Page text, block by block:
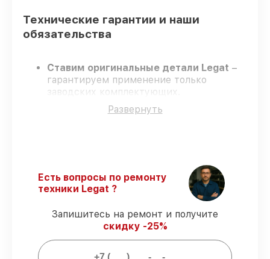
Технические гарантии и наши
обязательства
Ставим оригинальные детали Legat –
гарантируем применение только
заводских комплектующих.
Опытные специалисты
жёсткий контроль знаний и навыков, что
тепловизора Legat 3F40 Gen.2 строго по
договоренности.
– все
работы и запчасти защищены
официальной гарантией Legat.
Развернуть
Есть вопросы по ремонту
техники Legat ?
Запишитесь на ремонт и получите
скидку -25%